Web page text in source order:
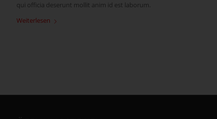
qui officia deserunt mollit anim id est laborum.
Weiterlesen